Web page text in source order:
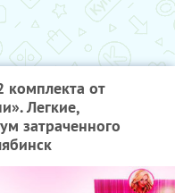
комплекта от
Легкие,
затраченного